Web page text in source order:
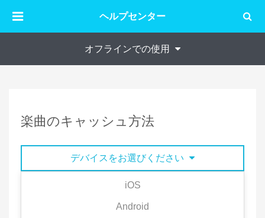
ヘルプセンター
オフラインでの使用
楽曲のキャッシュ方法
デバイスをお選びください
iOS
Android
の届かない場所、もしくはインターネットに接続し